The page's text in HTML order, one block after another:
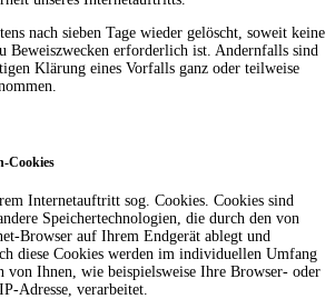
nach sieben Tage wieder gelöscht, soweit keine
Beweiszwecken erforderlich ist. Andernfalls sind
Klärung eines Vorfalls ganz oder teilweise
Cookies
Internetauftritt sog. Cookies. Cookies sind
Speichertechnologien, die durch den von
Browser auf Ihrem Endgerät ablegt und
diese Cookies werden im individuellen Umfang
von Ihnen, wie beispielsweise Ihre Browser- oder
Adresse, verarbeitet.